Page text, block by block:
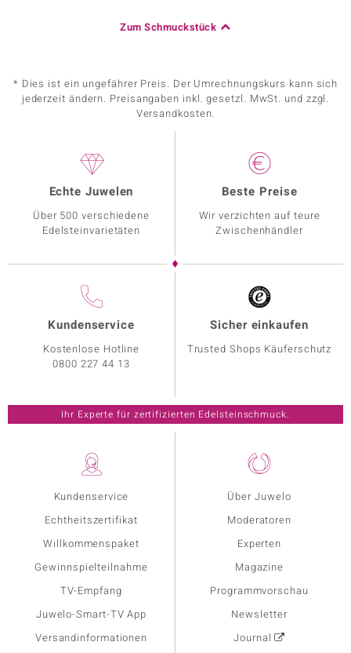
Zum Schmuckstück
* Dies ist ein ungefährer Preis. Der Umrechnungskurs kann sich
jederzeit ändern. Preisangaben inkl. gesetzl. MwSt. und zzgl.
Versandkosten.
Kundenservice
Echtheitszertifikat
Willkommenspaket
Gewinnspielteilnahme
TV-Empfang
Juwelo-Smart-TV App
Versandinformationen
Über Juwelo
Moderatoren
Experten
Magazine
Programmvorschau
Newsletter
Journal
Echte Juwelen
Über 500 verschiedene
Edelsteinvarietäten
Beste Preise
Wir verzichten auf teure
Zwischenhändler
Kundenservice
Kostenlose Hotline
0800 227 44 13
Sicher einkaufen
Trusted Shops Käuferschutz
Ihr Experte für zertifizierten Edelsteinschmuck.